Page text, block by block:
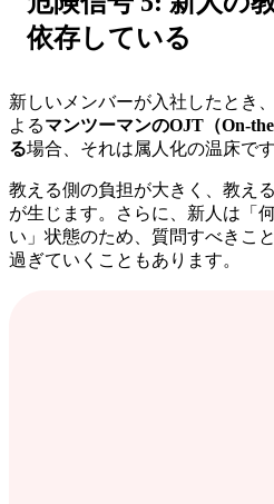
依存している
新しいメンバーが入社したとき
よるマンツーマンのOJT（On-
る場合、それは属人化の温床です
教える側の負担が大きく、教え
が生じます。さらに、新人は「
い」状態のため、質問すべきこ
過ぎていくこともあります。